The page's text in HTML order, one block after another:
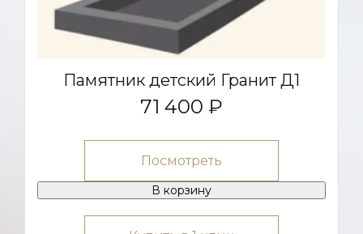
Памятник детский Гранит Д1
71 400 ₽
Посмотреть
В корзину